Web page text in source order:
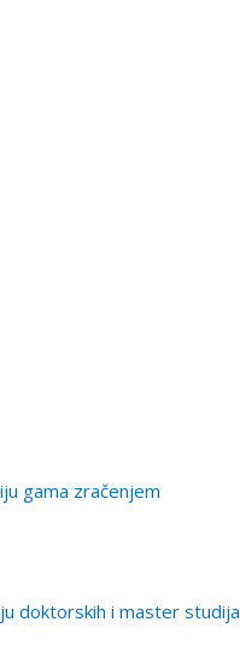
gama zračenjem
doktorskih i master studija